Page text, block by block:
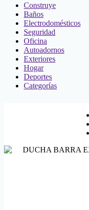
Construye
Baños
Electrodomésticos
Seguridad
Oficina
Autoadornos
Exteriores
Hogar
Deportes
Categorías